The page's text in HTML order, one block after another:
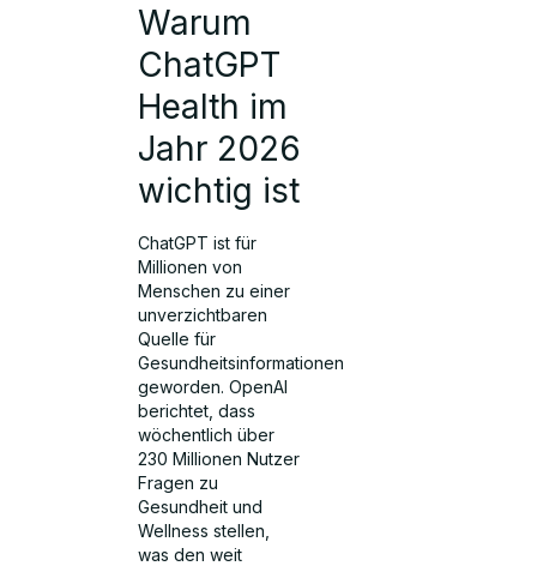
Warum
ChatGPT
Health im
Jahr 2026
wichtig ist
ChatGPT ist für
Millionen von
Menschen zu einer
unverzichtbaren
Quelle für
Gesundheitsinformationen
geworden. OpenAI
berichtet, dass
wöchentlich über
230 Millionen Nutzer
Fragen zu
Gesundheit und
Wellness stellen,
was den weit